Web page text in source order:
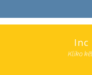
Inc
Kliko